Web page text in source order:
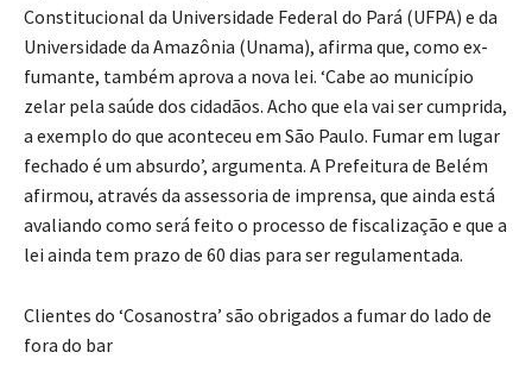
Constitucional da Universidade Federal do Pará (UFPA) e da
Universidade da Amazônia (Unama), afirma que, como ex-
fumante, também aprova a nova lei. ‘Cabe ao município
zelar pela saúde dos cidadãos. Acho que ela vai ser cumprida,
a exemplo do que aconteceu em São Paulo. Fumar em lugar
fechado é um absurdo’, argumenta. A Prefeitura de Belém
afirmou, através da assessoria de imprensa, que ainda está
avaliando como será feito o processo de fiscalização e que a
lei ainda tem prazo de 60 dias para ser regulamentada.
Clientes do ‘Cosanostra’ são obrigados a fumar do lado de
fora do bar